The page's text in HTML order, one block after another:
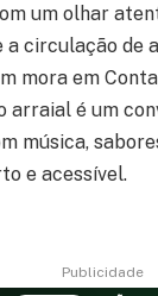
um olhar
a circulação de
mora em
arraial é um
música,
e acessível.
Publicidade